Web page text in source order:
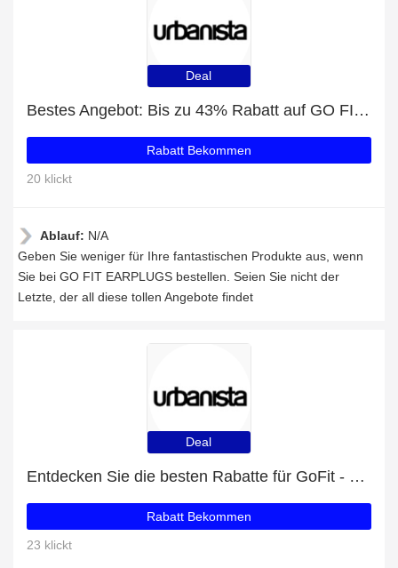
Deal
Bestes Angebot: Bis zu 43% Rabatt auf GO FIT EARPLUGS
Rabatt Bekommen
20 klickt
Ablauf: N/A
Geben Sie weniger für Ihre fantastischen Produkte aus, wenn
Sie bei GO FIT EARPLUGS bestellen. Seien Sie nicht der
Letzte, der all diese tollen Angebote findet
Deal
Entdecken Sie die besten Rabatte für GoFit - Boston/Rio mit bis zu 50% Rabatt
Rabatt Bekommen
23 klickt